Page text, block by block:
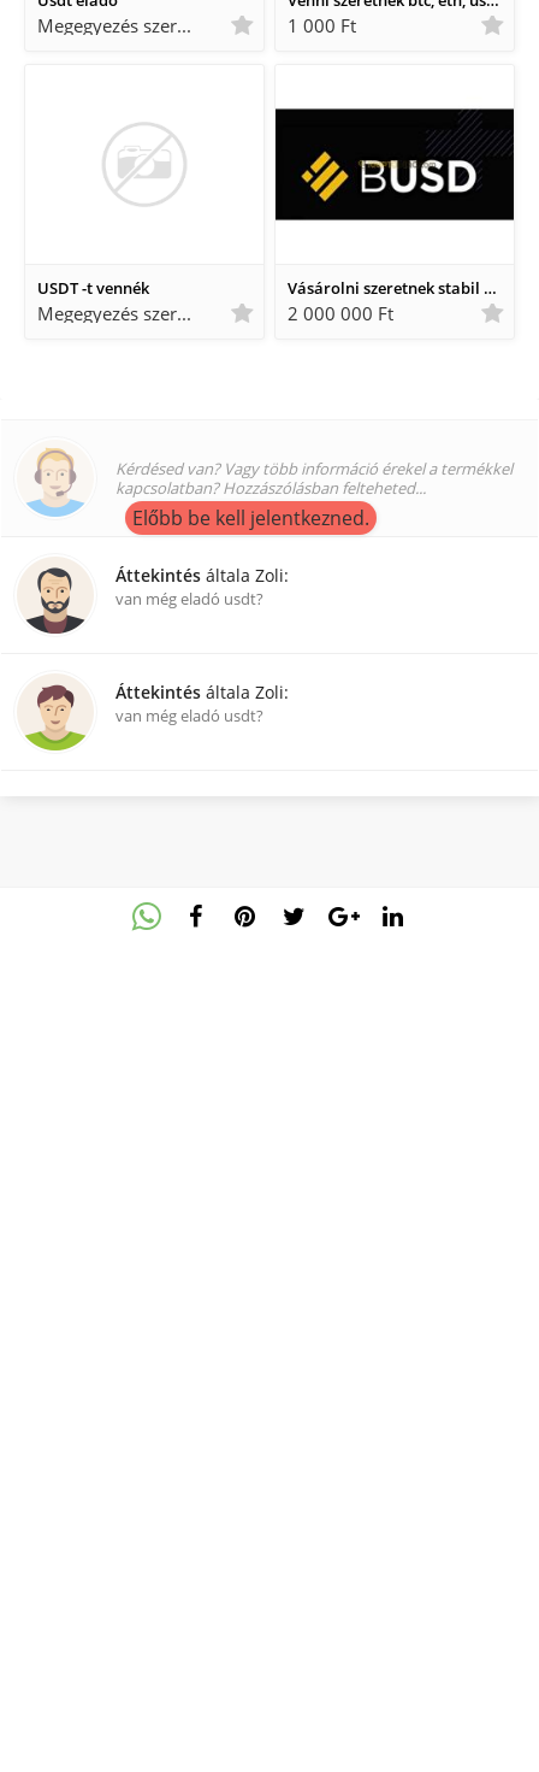
Megegyezés szerint Megegyezés szerint 1 000 Ft
USDT -t vennék
Megegyezés szerint Megegyezés szerint
Vásárolni szeretnek stabil coint
2 000 000 Ft
Kérdésed van? Vagy több információ érekel a termékkel
kapcsolatban? Hozzászólásban felteheted...
Előbb be kell jelentkezned.
Áttekintés általa Zoli:
van még eladó usdt?
Áttekintés általa Zoli:
van még eladó usdt?